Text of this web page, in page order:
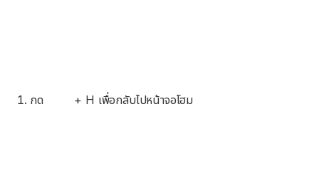
กด + H เพื่อกลับไปหน้าจอโฮม